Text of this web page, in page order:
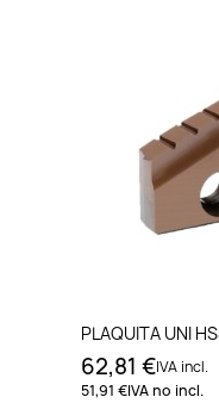
PLAQUITA UNI
62,81 €IVA incl.
51,91 €IVA no incl.